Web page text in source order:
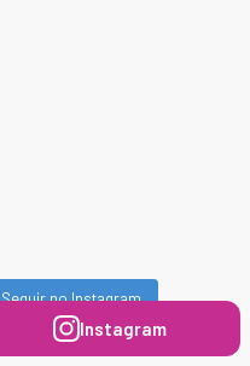
Seguir no Instagram
Instagram